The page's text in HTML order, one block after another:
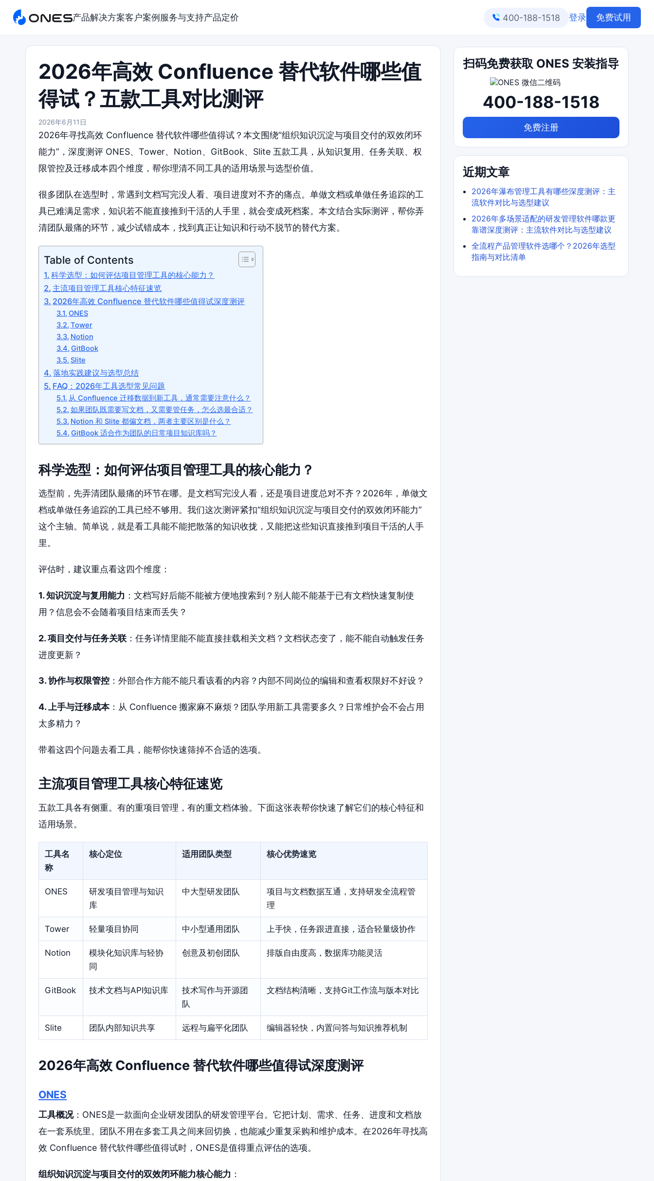
产品解决方案客户案例 服务与支持产品定价 400-188-1518 登录 免费试用
2026年高效 Confluence 替代软件哪些值
得试？五款工具对比测评
2026年6月11日
2026年寻找高效 Confluence 替代软件哪些值得试？本文围绕“组织知识沉淀与项目交付的双效闭环
能力”，深度测评 ONES、Tower、Notion、GitBook、Slite 五款工具，从知识复用、任务关联、权
限管控及迁移成本四个维度，帮你理清不同工具的适用场景与选型价值。
很多团队在选型时，常遇到文档写完没人看、项目进度对不齐的痛点。单做文档或单做任务追踪的工
具已难满足需求，知识若不能直接推到干活的人手里，就会变成死档案。本文结合实际测评，帮你弄
清团队最痛的环节，减少试错成本，找到真正让知识和行动不脱节的替代方案。
Table of Contents
科学选型：如何评估项目管理工具的核心能力？
主流项目管理工具核心特征速览
2026年高效 Confluence 替代软件哪些值得试深度测评
ONES
Tower
Notion
GitBook
Slite
落地实践建议与选型总结
FAQ：2026年工具选型常见问题
从 Confluence 迁移数据到新工具，通常需要注意什么？
如果团队既需要写文档，又需要管任务，怎么选最合适？
Notion 和 Slite 都偏文档，两者主要区别是什么？
GitBook 适合作为团队的日常项目知识库吗？
科学选型：如何评估项目管理工具的核心能力？
选型前，先弄清团队最痛的环节在哪。是文档写完没人看，还是项目进度总对不齐？2026年，单做文
档或单做任务追踪的工具已经不够用。我们这次测评紧扣“组织知识沉淀与项目交付的双效闭环能力”
这个主轴。简单说，就是看工具能不能把散落的知识收拢，又能把这些知识直接推到项目干活的人手
里。
评估时，建议重点看这四个维度：
1. 知识沉淀与复用能力 ：文档写好后能不能被方便地搜索到？别人能不能基于已有文档快速复制使
用？信息会不会随着项目结束而丢失？
2. 项目交付与任务关联 ：任务详情里能不能直接挂载相关文档？文档状态变了，能不能自动触发任务
进度更新？
3. 协作与权限管控 ：外部合作方能不能只看该看的内容？内部不同岗位的编辑和查看权限好不好设？
4. 上手与迁移成本：从 Confluence 搬家麻不麻烦？团队学用新工具需要多久？日常维护会不会占用
太多精力？
带着这四个问题去看工具，能帮你快速筛掉不合适的选项。
主流项目管理工具核心特征速览
五款工具各有侧重。有的重项目管理，有的重文档体验。下面这张表帮你快速了解它们的核心特征和
适用场景。
工具名
称
核心定位 适用团队类型 核心优势速览
ONES
研发项目管理与知识
库
中大型研发团队
项目与文档数据互通，支持研发全流程管
理
Tower 轻量项目协同 中小型通用团队 上手快，任务跟进直接，适合轻量级协作
Notion
模块化知识库与轻协
同
创意及初创团队 排版自由度高，数据库功能灵活
GitBook 技术文档与API知识库
技术写作与开源团
队
文档结构清晰，支持Git工作流与版本对比
Slite 团队内部知识共享 远程与扁平化团队 编辑器轻快，内置问答与知识推荐机制
2026年高效 Confluence 替代软件哪些值得试深度测评
ONES
工具概况：ONES是一款面向企业研发团队的研发管理平台。它把计划、需求、任务、进度和文档放
在一套系统里。团队不用在多套工具之间来回切换，也能减少重复采购和维护成本。在2026年寻找高
效 Confluence 替代软件哪些值得试时，ONES是值得重点评估的选项。
组织知识沉淀与项目交付的双效闭环能力核心能力 ：
扫码免费获取 ONES 安装指导
400-188-1518
免费注册
近期文章
2026年瀑布管理工具有哪些深度测评：主
流软件对比与选型建议
2026年多场景适配的研发管理软件哪款更
靠谱深度测评：主流软件对比与选型建议
全流程产品管理软件选哪个？2026年选型
指南与对比清单